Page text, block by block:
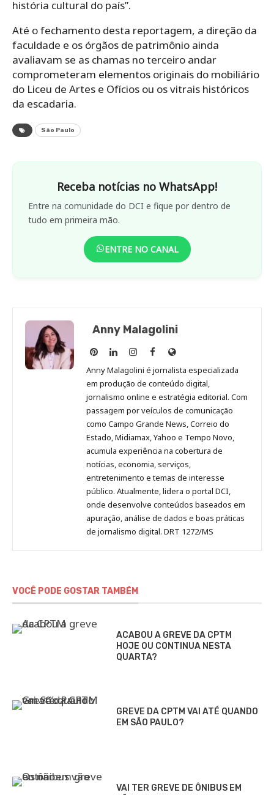
história cultural do país”.
Até o fechamento desta reportagem, a direção da
faculdade e os órgãos de patrimônio ainda
avaliavam se as chamas no terceiro andar
comprometeram elementos originais do mobiliário
do Liceu de Artes e Ofícios ou os vitrais históricos
da escadaria.
São Paulo
Receba notícias no WhatsApp!
Entre na comunidade do DCI e fique por dentro de
tudo em primeira mão.
ENTRE NO CANAL
Anny Malagolini
Anny
Malagolini
no
Pinterest
Anny
Malagolini
no
LinkedIn
Anny
Malagolini
no
Instagram
Anny
Malagolini
no
Facebook
Site
de
Anny
Malagolini
Anny Malagolini é jornalista especializada
em produção de conteúdo digital,
jornalismo online e estratégia editorial. Com
passagem por veículos de comunicação
como Campo Grande News, Correio do
Estado, Midiamax, Yahoo e Tempo Novo,
acumula experiência na cobertura de
notícias, economia, serviços,
entretenimento e temas de interesse
público. Atualmente, lidera o portal DCI,
onde desenvolve conteúdos baseados em
apuração, análise de dados e boas práticas
de jornalismo digital. DRT 1272/MS
VOCÊ PODE GOSTAR TAMBÉM
ACABOU A GREVE DA CPTM
HOJE OU CONTINUA NESTA
QUARTA?
GREVE DA CPTM VAI ATÉ QUANDO
EM SÃO PAULO?
VAI TER GREVE DE ÔNIBUS EM